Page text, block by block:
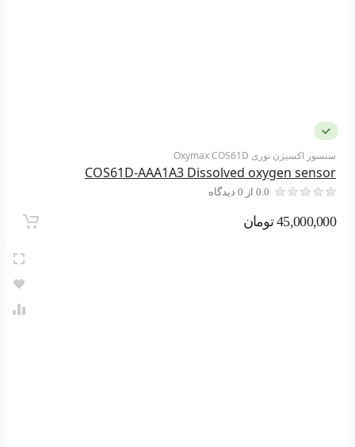
سنسور اکسیژن نوری Oxymax COS61D
COS61D-AAA1A3 Dissolved oxygen sensor
0.0 از 0 دیدگاه
45,000,000 تومان